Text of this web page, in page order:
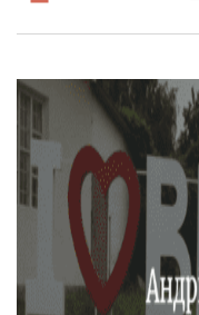
Тексти
Публікації
Про нас
Бюджет